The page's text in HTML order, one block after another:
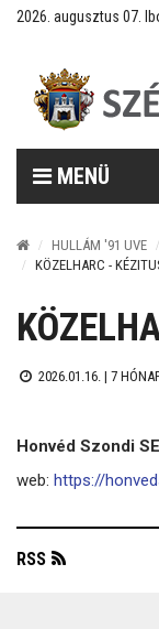
2026. augusztus 07.
MENÜ
HULLÁM '91 UVE
KÖZELHARC -
2026.01.16. | 7
Honvéd Szondi SE
web: https://
RSS